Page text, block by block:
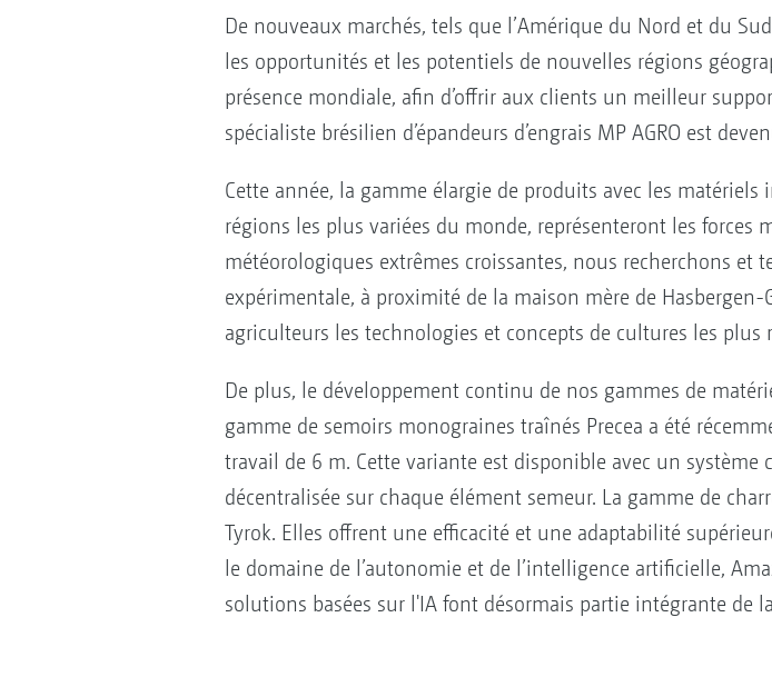
De nouveaux marchés, tels que l’Amérique du Nord et du
les opportunités et les potentiels de nouvelles régions
présence mondiale, afin d’offrir aux clients un meilleur
spécialiste brésilien d’épandeurs d’engrais MP AGRO est
Cette année, la gamme élargie de produits avec les
régions les plus variées du monde, représenteront les forces
météorologiques extrêmes croissantes, nous recherchons
expérimentale, à proximité de la maison mère de
agriculteurs les technologies et concepts de cultures les
De plus, le développement continu de nos gammes de
gamme de semoirs monograines traînés Precea a été
travail de 6 m. Cette variante est disponible avec un
décentralisée sur chaque élément semeur. La gamme de
Tyrok. Elles offrent une efficacité et une adaptabilité
le domaine de l’autonomie et de l’intelligence artificielle,
solutions basées sur l'IA font désormais partie intégrante de